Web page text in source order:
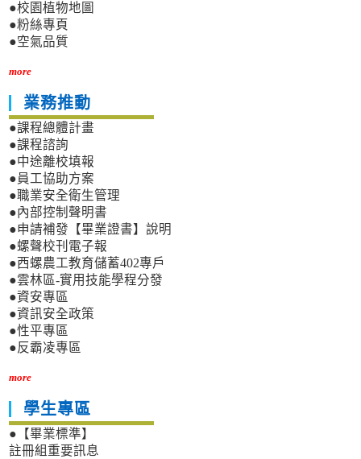
●校園植物地圖
●粉絲專頁
●空氣品質
more
業務推動
●課程總體計畫
●課程諮詢
●中途離校填報
●員工協助方案
●職業安全衛生管理
●內部控制聲明書
●申請補發【畢業證書】說明
●螺聲校刊電子報
●西螺農工教育儲蓄402專戶
●雲林區-實用技能學程分發
●資安專區
●資訊安全政策
●性平專區
●反霸凌專區
more
學生專區
●【畢業標準】
註冊組重要訊息